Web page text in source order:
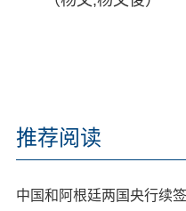
推荐阅读
中国和阿根廷两国央行续